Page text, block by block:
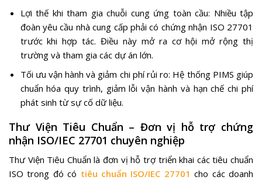
Lợi thế khi tham gia chuỗi cung ứng toàn cầu: Nhiều tập
đoàn yêu cầu nhà cung cấp phải có chứng nhận ISO 27701
trước khi hợp tác. Điều này mở ra cơ hội mở rộng thị
trường và tham gia các dự án lớn.
Tối ưu vận hành và giảm chi phí rủi ro: Hệ thống PIMS giúp
chuẩn hóa quy trình, giảm lỗi vận hành và hạn chế chi phí
phát sinh từ sự cố dữ liệu.
Thư Viện Tiêu Chuẩn – Đơn vị hỗ trợ chứng
nhận ISO/IEC 27701 chuyên nghiệp
Thư Viện Tiêu Chuẩn là đơn vị hỗ trợ triển khai các tiêu chuẩn
ISO trong đó có tiêu chuẩn ISO/IEC 27701 cho các doanh